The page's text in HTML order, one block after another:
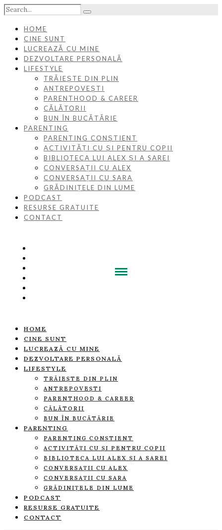
HOME
CINE SUNT
LUCREAZĂ CU MINE
DEZVOLTARE PERSONALĂ
LIFESTYLE
TRĂIEȘTE DIN PLIN
ANTREPOVEȘTI
PARENTHOOD & CAREER
CĂLĂTORII
BUN ÎN BUCĂTĂRIE
PARENTING
PARENTING CONȘTIENT
ACTIVITĂȚI CU ȘI PENTRU COPII
BIBLIOTECA LUI ALEX ȘI A SAREI
CONVERSAȚII CU ALEX
CONVERSAȚII CU SARA
GRĂDINIȚELE DIN LUME
PODCAST
RESURSE GRATUITE
CONTACT
HOME
CINE SUNT
LUCREAZĂ CU MINE
DEZVOLTARE PERSONALĂ
LIFESTYLE
TRĂIEȘTE DIN PLIN
ANTREPOVEȘTI
PARENTHOOD & CAREER
CĂLĂTORII
BUN ÎN BUCĂTĂRIE
PARENTING
PARENTING CONȘTIENT
ACTIVITĂȚI CU ȘI PENTRU COPII
BIBLIOTECA LUI ALEX ȘI A SAREI
CONVERSAȚII CU ALEX
CONVERSAȚII CU SARA
GRĂDINIȚELE DIN LUME
PODCAST
RESURSE GRATUITE
CONTACT